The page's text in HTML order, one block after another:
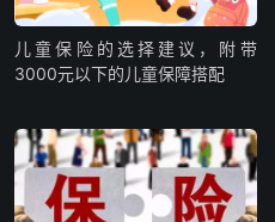
儿童保险的选择建议，附带
3000元以下的儿童保障搭配